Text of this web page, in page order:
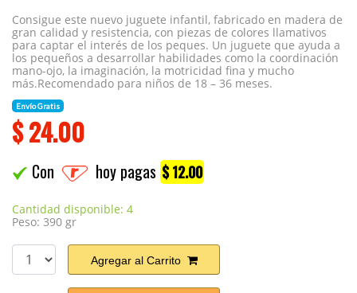
Consigue este nuevo juguete infantil, fabricado en madera de
gran calidad y resistencia, con piezas de colores llamativos
para captar el interés de los peques. Un juguete que ayuda a
los pequeños a desarrollar habilidades como la coordinación
mano-ojo, la imaginación, la motricidad fina y mucho
más.Recomendado para niños de 18 – 36 meses.
Envío Gratis
$24.00
Con hoy pagas $ 12.00
Cantidad disponible: 4
Peso: 390 gr
Agregar al Carrito